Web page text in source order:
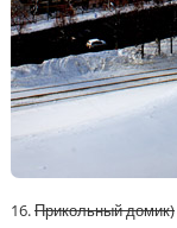
16.Прикольный домик)